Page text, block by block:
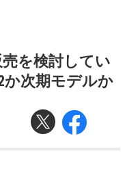
売を検討してい
か次期モデルか